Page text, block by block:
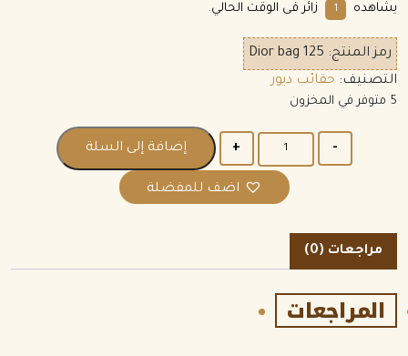
يشاهده 1 زائر فى الوقت الحالي.
رمز المنتج: Dior bag 125
التصنيف: حقائب ديور
5 متوفر في المخزون
إضافة إلى السلة
اضف للمفضلة
مراجعات (0)
المراجعات